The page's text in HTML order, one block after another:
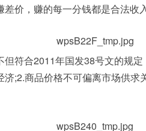
价，赚的每一分钱都是合法收入
符合2011年国发38号文的规定
;2.商品价格不可偏离市场供求